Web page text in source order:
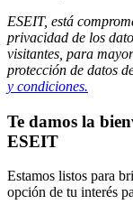
ESEIT, está
privacidad de los
visitantes, para
protección de datos
y condiciones.
Te damos la
ESEIT
Estamos listos para
opción de tu interés